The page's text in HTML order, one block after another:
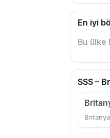
En iyi
Bu ülke
SSS –